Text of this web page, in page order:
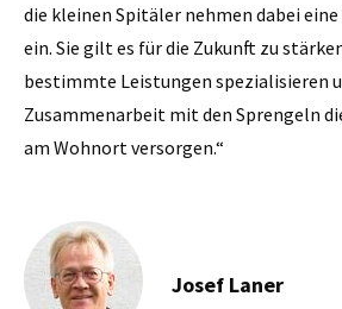
die kleinen Spitäler nehmen dabei
ein. Sie gilt es für die Zukunft zu
bestimmte Leistungen spezialisieren
Zusammenarbeit mit den Sprengeln
am Wohnort versorgen.“
Josef Laner